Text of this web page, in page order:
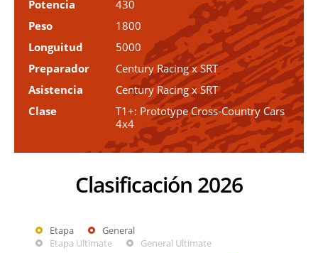
Potencia
430
Peso
1800
Longuitud
5000
Preparador
Century Racing x SRT
Asistencia
Century Racing x SRT
Clase
T1+: Prototype Cross-Country Cars
4x4
Clasificación 2026
Etapa
General
Etapa Ultimate
General Ultimate